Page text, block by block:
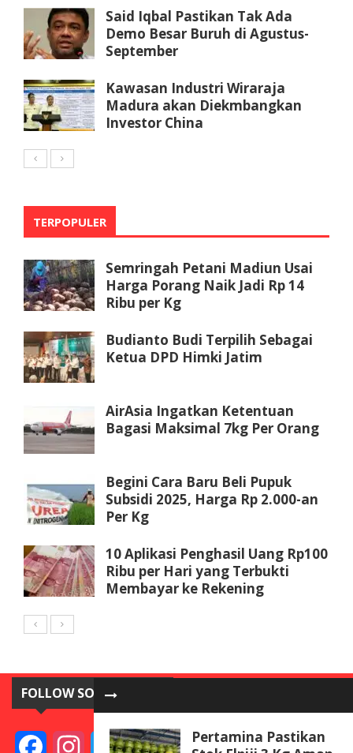
Pertamina Pastikan
Said Iqbal Pastikan Tak Ada
Demo Besar Buruh di Agustus-
September
Kawasan Industri Wiraraja
Madura akan Diekmbangkan
Investor China
TERPOPULER
Semringah Petani Madiun Usai
Harga Porang Naik Jadi Rp 14
Ribu per Kg
Budianto Budi Terpilih Sebagai
Ketua DPD Himki Jatim
AirAsia Ingatkan Ketentuan
Bagasi Maksimal 7kg Per Orang
Begini Cara Baru Beli Pupuk
Subsidi 2025, Harga Rp 2.000-an
Per Kg
10 Aplikasi Penghasil Uang Rp100
Ribu per Hari yang Terbukti
Membayar ke Rekening
FOLLOW SOSIAL MEDIA
FacebookInstagramTwitterYouTube